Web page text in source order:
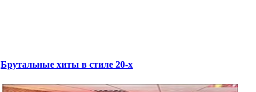
Брутальные хиты в стиле 20-х